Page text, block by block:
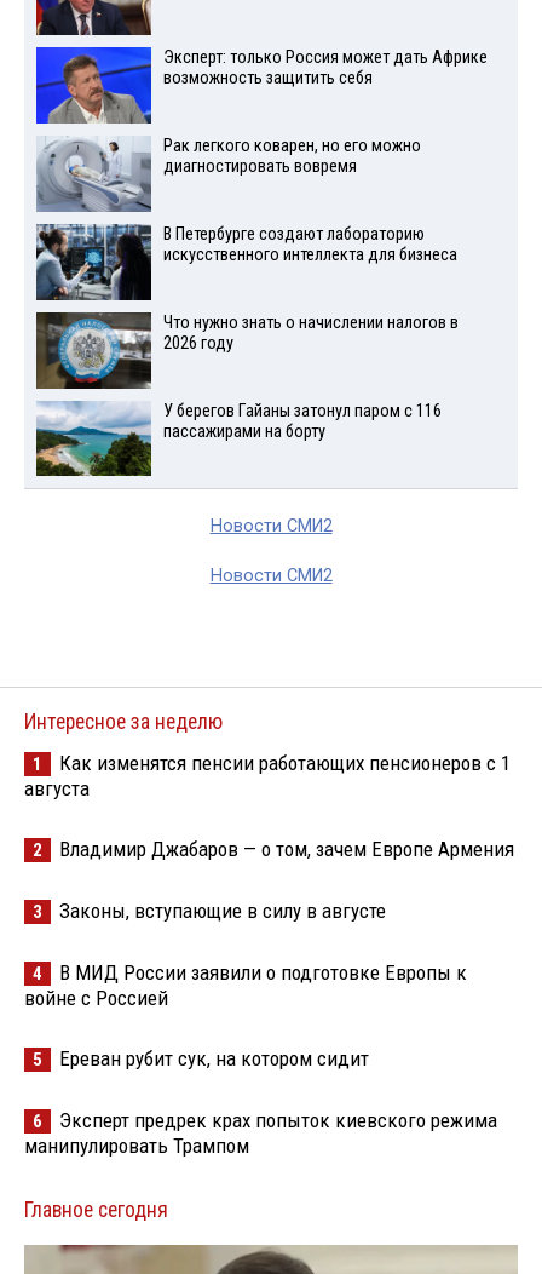
Эксперт: только Россия может дать Африке
возможность защитить себя
Рак легкого коварен, но его можно
диагностировать вовремя
В Петербурге создают лабораторию
искусственного интеллекта для бизнеса
Что нужно знать о начислении налогов в
2026 году
У берегов Гайаны затонул паром с 116
пассажирами на борту
Новости СМИ2
Новости СМИ2
Интересное за неделю
1
Как изменятся пенсии работающих пенсионеров с 1
августа
2 Владимир Джабаров — о том, зачем Европе Армения
3 Законы, вступающие в силу в августе
4
В МИД России заявили о подготовке Европы к
войне с Россией
5 Ереван рубит сук, на котором сидит
6
Эксперт предрек крах попыток киевского режима
манипулировать Трампом
Главное сегодня